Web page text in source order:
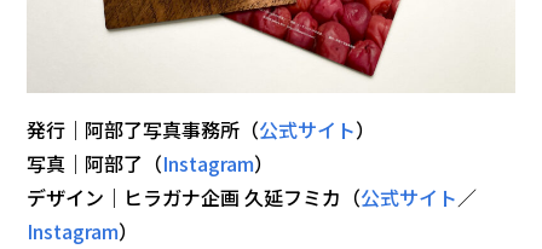
発行｜阿部了写真事務所（公式サイト）
写真｜阿部了（Instagram）
デザイン｜ヒラガナ企画 久延フミカ（公式サイト／
Instagram）